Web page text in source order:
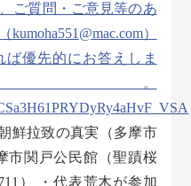
ご質問・ご意見等のあ
）
優先的にお答えしま
鮮拉致の真実（多摩市
市関戸公民館（聖蹟桜
） ・代表荒木が参加